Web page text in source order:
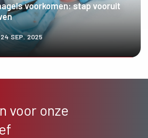
voorkomen: stap vooruit
24 SEP. 2025
voor onze